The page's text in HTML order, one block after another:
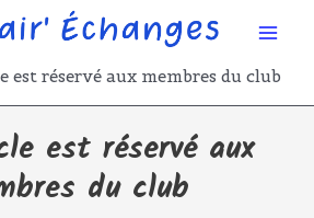
est réservé aux membres du club
est réservé aux
du club